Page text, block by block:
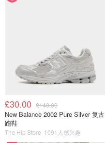
£30.00 £140.00
New Balance 2002 Pure Silver 复古
跑鞋
The Hip Store 1091人感兴趣